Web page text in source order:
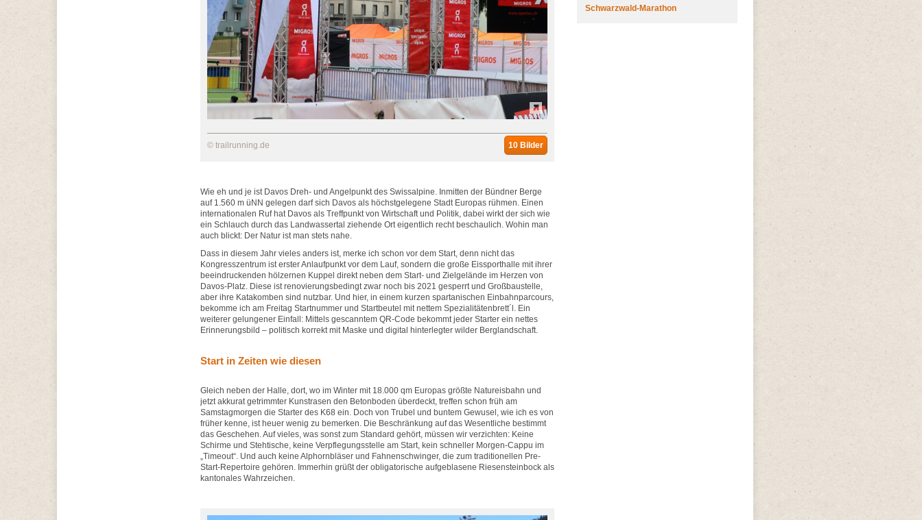
© trailrunning.de 10 Bilder
Wie eh und je ist Davos Dreh- und Angelpunkt des Swissalpine. Inmitten der Bündner Berge
auf 1.560 m üNN gelegen darf sich Davos als höchstgelegene Stadt Europas rühmen. Einen
internationalen Ruf hat Davos als Treffpunkt von Wirtschaft und Politik, dabei wirkt der sich wie
ein Schlauch durch das Landwassertal ziehende Ort eigentlich recht beschaulich. Wohin man
auch blickt: Der Natur ist man stets nahe.
Dass in diesem Jahr vieles anders ist, merke ich schon vor dem Start, denn nicht das
Kongresszentrum ist erster Anlaufpunkt vor dem Lauf, sondern die große Eissporthalle mit ihrer
beeindruckenden hölzernen Kuppel direkt neben dem Start- und Zielgelände im Herzen von
Davos-Platz. Diese ist renovierungsbedingt zwar noch bis 2021 gesperrt und Großbaustelle,
aber ihre Katakomben sind nutzbar. Und hier, in einem kurzen spartanischen Einbahnparcours,
bekomme ich am Freitag Startnummer und Startbeutel mit nettem Spezialitätenbrett´l. Ein
weiterer gelungener Einfall: Mittels gescanntem QR-Code bekommt jeder Starter ein nettes
Erinnerungsbild – politisch korrekt mit Maske und digital hinterlegter wilder Berglandschaft.
Start in Zeiten wie diesen
Gleich neben der Halle, dort, wo im Winter mit 18.000 qm Europas größte Natureisbahn und
jetzt akkurat getrimmter Kunstrasen den Betonboden überdeckt, treffen schon früh am
Samstagmorgen die Starter des K68 ein. Doch von Trubel und buntem Gewusel, wie ich es von
früher kenne, ist heuer wenig zu bemerken. Die Beschränkung auf das Wesentliche bestimmt
das Geschehen. Auf vieles, was sonst zum Standard gehört, müssen wir verzichten: Keine
Schirme und Stehtische, keine Verpflegungsstelle am Start, kein schneller Morgen-Cappu im
„Timeout“. Und auch keine Alphornbläser und Fahnenschwinger, die zum traditionellen Pre-
Start-Repertoire gehören. Immerhin grüßt der obligatorische aufgeblasene Riesensteinbock als
kantonales Wahrzeichen.
Schwarzwald-Marathon